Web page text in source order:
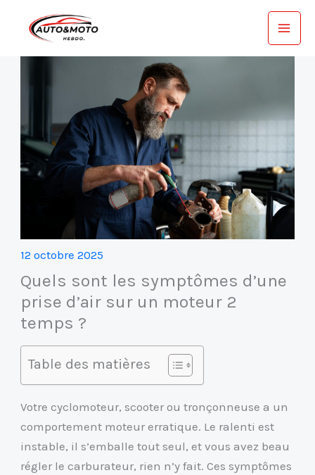
12 octobre 2025
Quels sont les symptômes d’une
prise d’air sur un moteur 2
temps ?
Table des matières
Votre cyclomoteur, scooter ou tronçonneuse a un
comportement moteur erratique. Le ralenti est
instable, il s’emballe tout seul, et vous avez beau
régler le carburateur, rien n’y fait. Ces symptômes